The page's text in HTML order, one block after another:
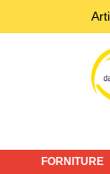
FORNITURE